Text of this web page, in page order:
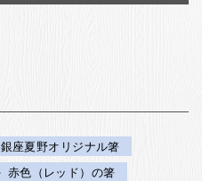
銀座夏野オリジナル箸
赤色（レッド）の箸